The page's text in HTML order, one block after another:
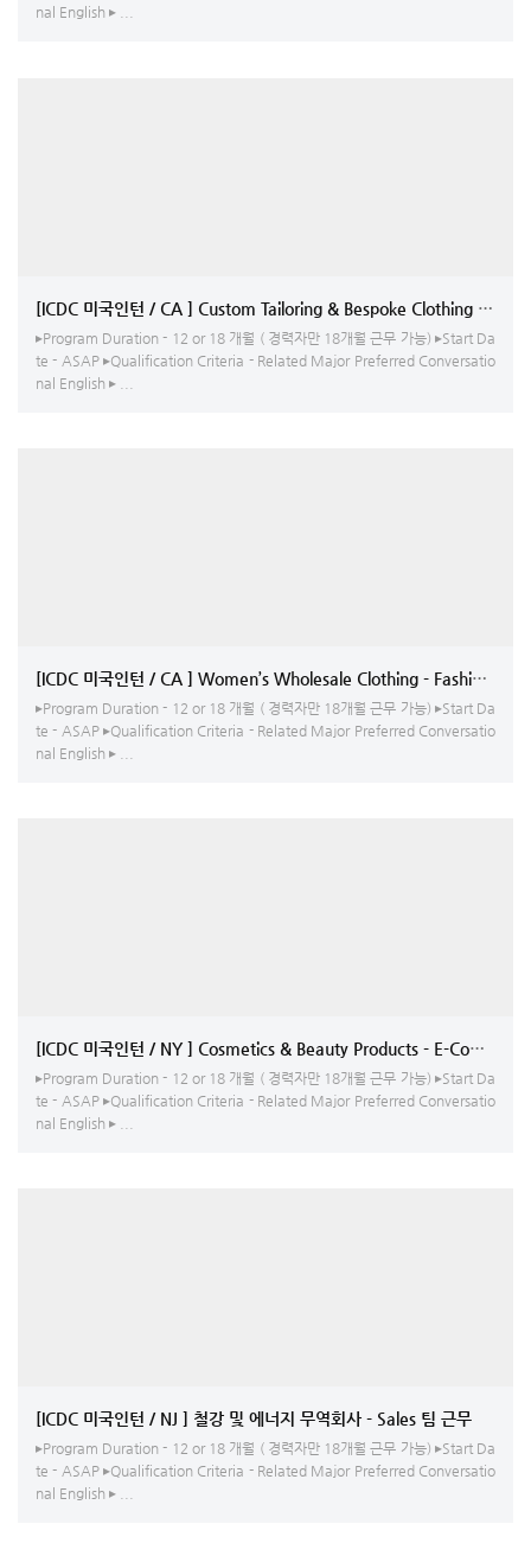
nal English ▸ ...
[ICDC 미국인턴 / CA ] Custom Tailoring & Bespoke
▸Program Duration - 12 or 18 개월 ( 경력자만 18개월 근무 가능) ▸Start Da
te - ASAP ▸Qualification Criteria - Related Major Preferred Conversatio
nal English ▸ ...
[ICDC 미국인턴 /
▸Program Duration - 12 or 18 개월 ( 경력자만 18개월 근무 가능) ▸Start Da
te - ASAP ▸Qualification Criteria - Related Major Preferred Conversatio
nal English ▸ ...
[ICDC 미국인턴 / NY ]
▸Program Duration - 12 or 18 개월 ( 경력자만 18개월 근무 가능) ▸Start Da
te - ASAP ▸Qualification Criteria - Related Major Preferred Conversatio
nal English ▸ ...
[ICDC 미국인턴 / NJ ] 철강 및 에너지 무역회사 - Sales 팀 근무
▸Program Duration - 12 or 18 개월 ( 경력자만 18개월 근무 가능) ▸Start Da
te - ASAP ▸Qualification Criteria - Related Major Preferred Conversatio
nal English ▸ ...